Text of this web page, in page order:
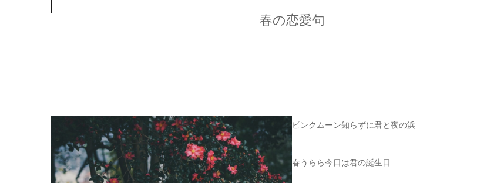
春の恋愛句
ピンクムーン知らずに君と夜の浜
春うらら今日は君の誕生日